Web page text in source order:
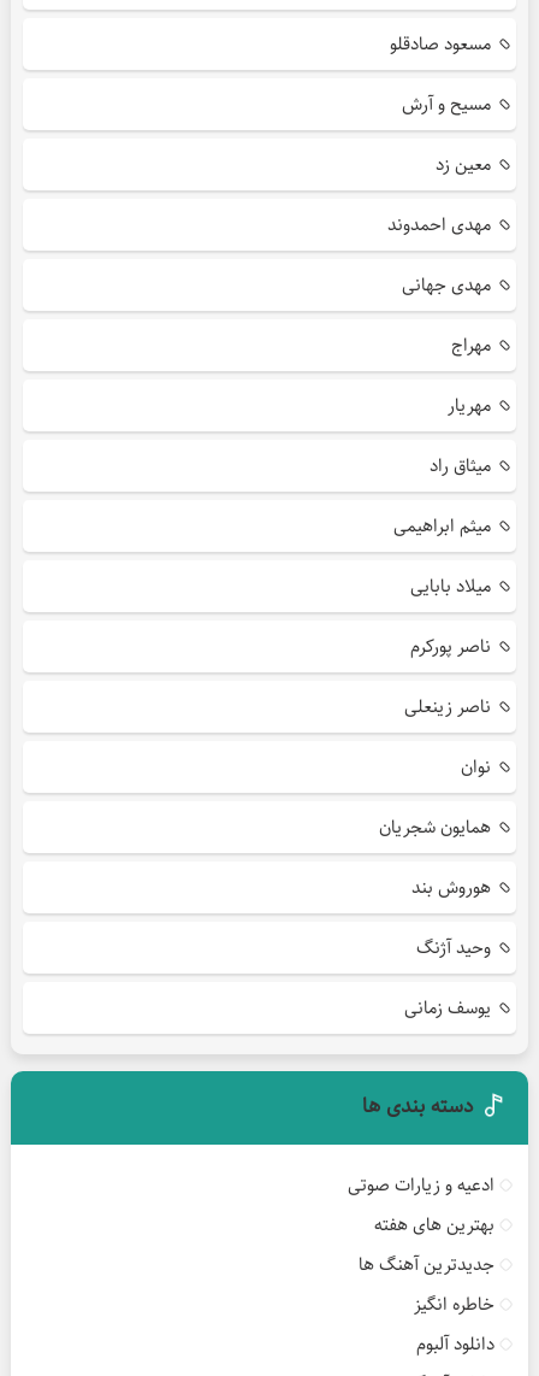
مسعود صادقلو
مسیح و آرش
معین زد
مهدی احمدوند
مهدی جهانی
مهراج
مهریار
میثاق راد
میثم ابراهیمی
میلاد بابایی
ناصر پورکرم
ناصر زینعلی
نوان
همایون شجریان
هوروش بند
وحید آژنگ
یوسف زمانی
دسته بندی ها
ادعیه و زیارات صوتی
بهترین های هفته
جدیدترین آهنگ ها
خاطره انگیز
دانلود آلبوم